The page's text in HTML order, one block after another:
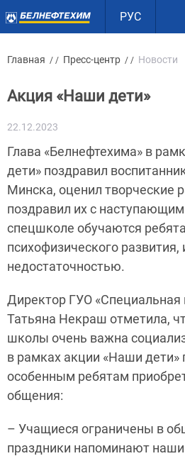
РУС
Главная / / Пресс-центр / / Новости
Акция «Наши дети»
22.12.2023
Глава «Белнефтехима» в
дети» поздравил
Минска, оценил творческие
поздравил их с
спецшколе обучаются
психофизического развития,
недостаточностью.
Директор ГУО
Татьяна Некраш отметила,
школы очень важна
в рамках акции «Наши дети»
особенным ребятам
общения:
– Учащиеся ограничены в
праздники напоминают